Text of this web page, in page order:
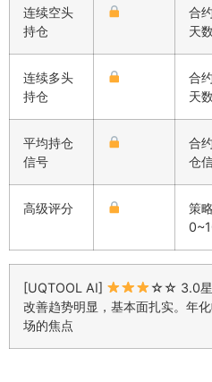
连续空头
持仓
合
天数
连续多头
持仓
合
天数
平均持仓
信号
合
仓
高级评分
策
[UQTOOL AI]
☆☆ 3.0星
改善趋势明显，基本面扎实。年
场的焦点